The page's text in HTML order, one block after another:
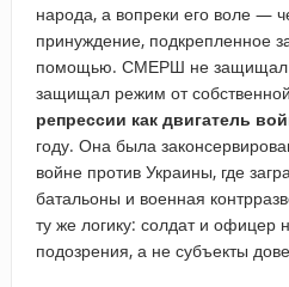
народа, а вопреки его воле —
принуждение, подкрепленное
помощью. СМЕРШ не защищал
защищал режим от
репрессии как двигатель
году. Она была
войне против Украины, где
батальоны и военная
ту же логику: солдат и офицер
подозрения, а не субъекты